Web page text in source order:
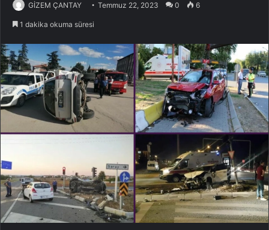
GİZEM ÇANTAY Temmuz 22, 2023 0 6
1 dakika okuma süresi